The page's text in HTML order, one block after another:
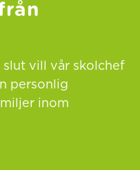
slut vill vår skolchef
personlig
inom